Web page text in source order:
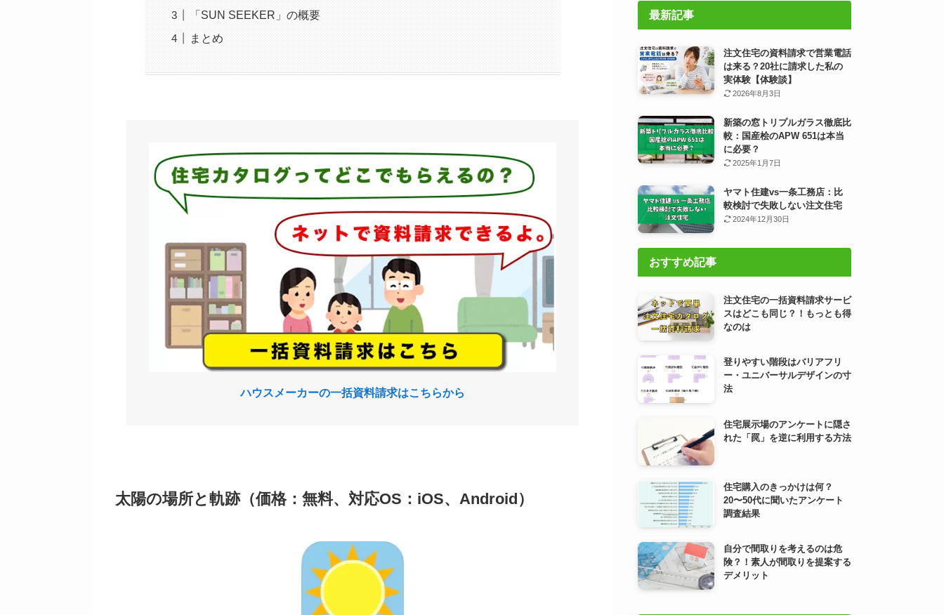
「SUN SEEKER」の概要
まとめ
ハウスメーカーの一括資料請求はこちらから
太陽の場所と軌跡（価格：無料、対応OS：iOS、Android）
最新記事
注文住宅の資料請求で営業電話
は来る？20社に請求した私の
実体験【体験談】
2026年8月3日
新築の窓トリプルガラス徹底比
較：国産桧のAPW 651は本当
に必要？
2025年1月7日
ヤマト住建vs一条工務店：比
較検討で失敗しない注文住宅
2024年12月30日
おすすめ記事
注文住宅の一括資料請求サービ
スはどこも同じ？！もっとも得
なのは
登りやすい階段はバリアフリ
ー・ユニバーサルデザインの寸
法
住宅展示場のアンケートに隠さ
れた「罠」を逆に利用する方法
住宅購入のきっかけは何？
20〜50代に聞いたアンケート
調査結果
自分で間取りを考えるのは危
険？！素人が間取りを提案する
デメリット